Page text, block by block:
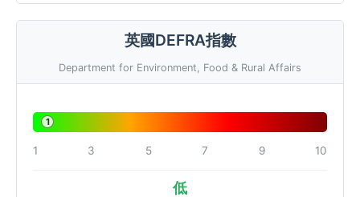
英國DEFRA指數
Department for Environment, Food & Rural Affairs
1
1 3 5 7 9 10
低